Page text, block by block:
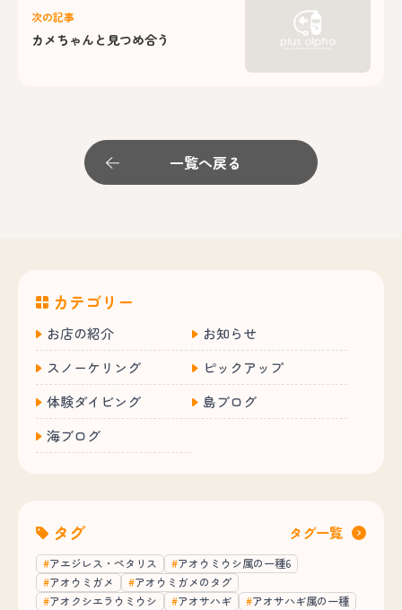
次の記事
カメちゃんと見つめ合う
一覧へ戻る
カテゴリー
お店の紹介
お知らせ
スノーケリング
ピックアップ
体験ダイビング
島ブログ
海ブログ
タグ タグ一覧
アエジレス・ペタリス
アオウミウシ属の一種6
アオウミガメ
アオウミガメのタグ
アオクシエラウミウシ
アオサハギ
アオサハギ属の一種